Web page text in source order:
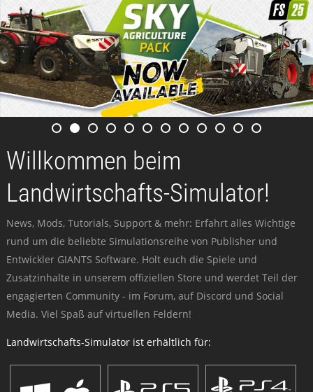
Willkommen beim
Landwirtschafts-Simulator!
News, Mods, Tutorials, Support & mehr: Erfahrt alles Wichtige
rund um die beliebte Simulationsreihe von Publisher und
Entwickler GIANTS Software. Holt euch die Spiele und
Zusatzinhalte in unserem offiziellen Store und werdet Teil der
engagierten Community - im Forum, auf Discord und Social
Media. Viel Spaß auf virtuellen Feldern!
Landwirtschafts-Simulator ist erhältlich für: